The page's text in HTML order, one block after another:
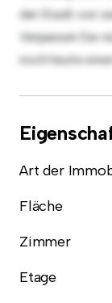
der Stadt von
Verpassen Sie
noch heute
Art der
Fläche
Zimmer
Etage